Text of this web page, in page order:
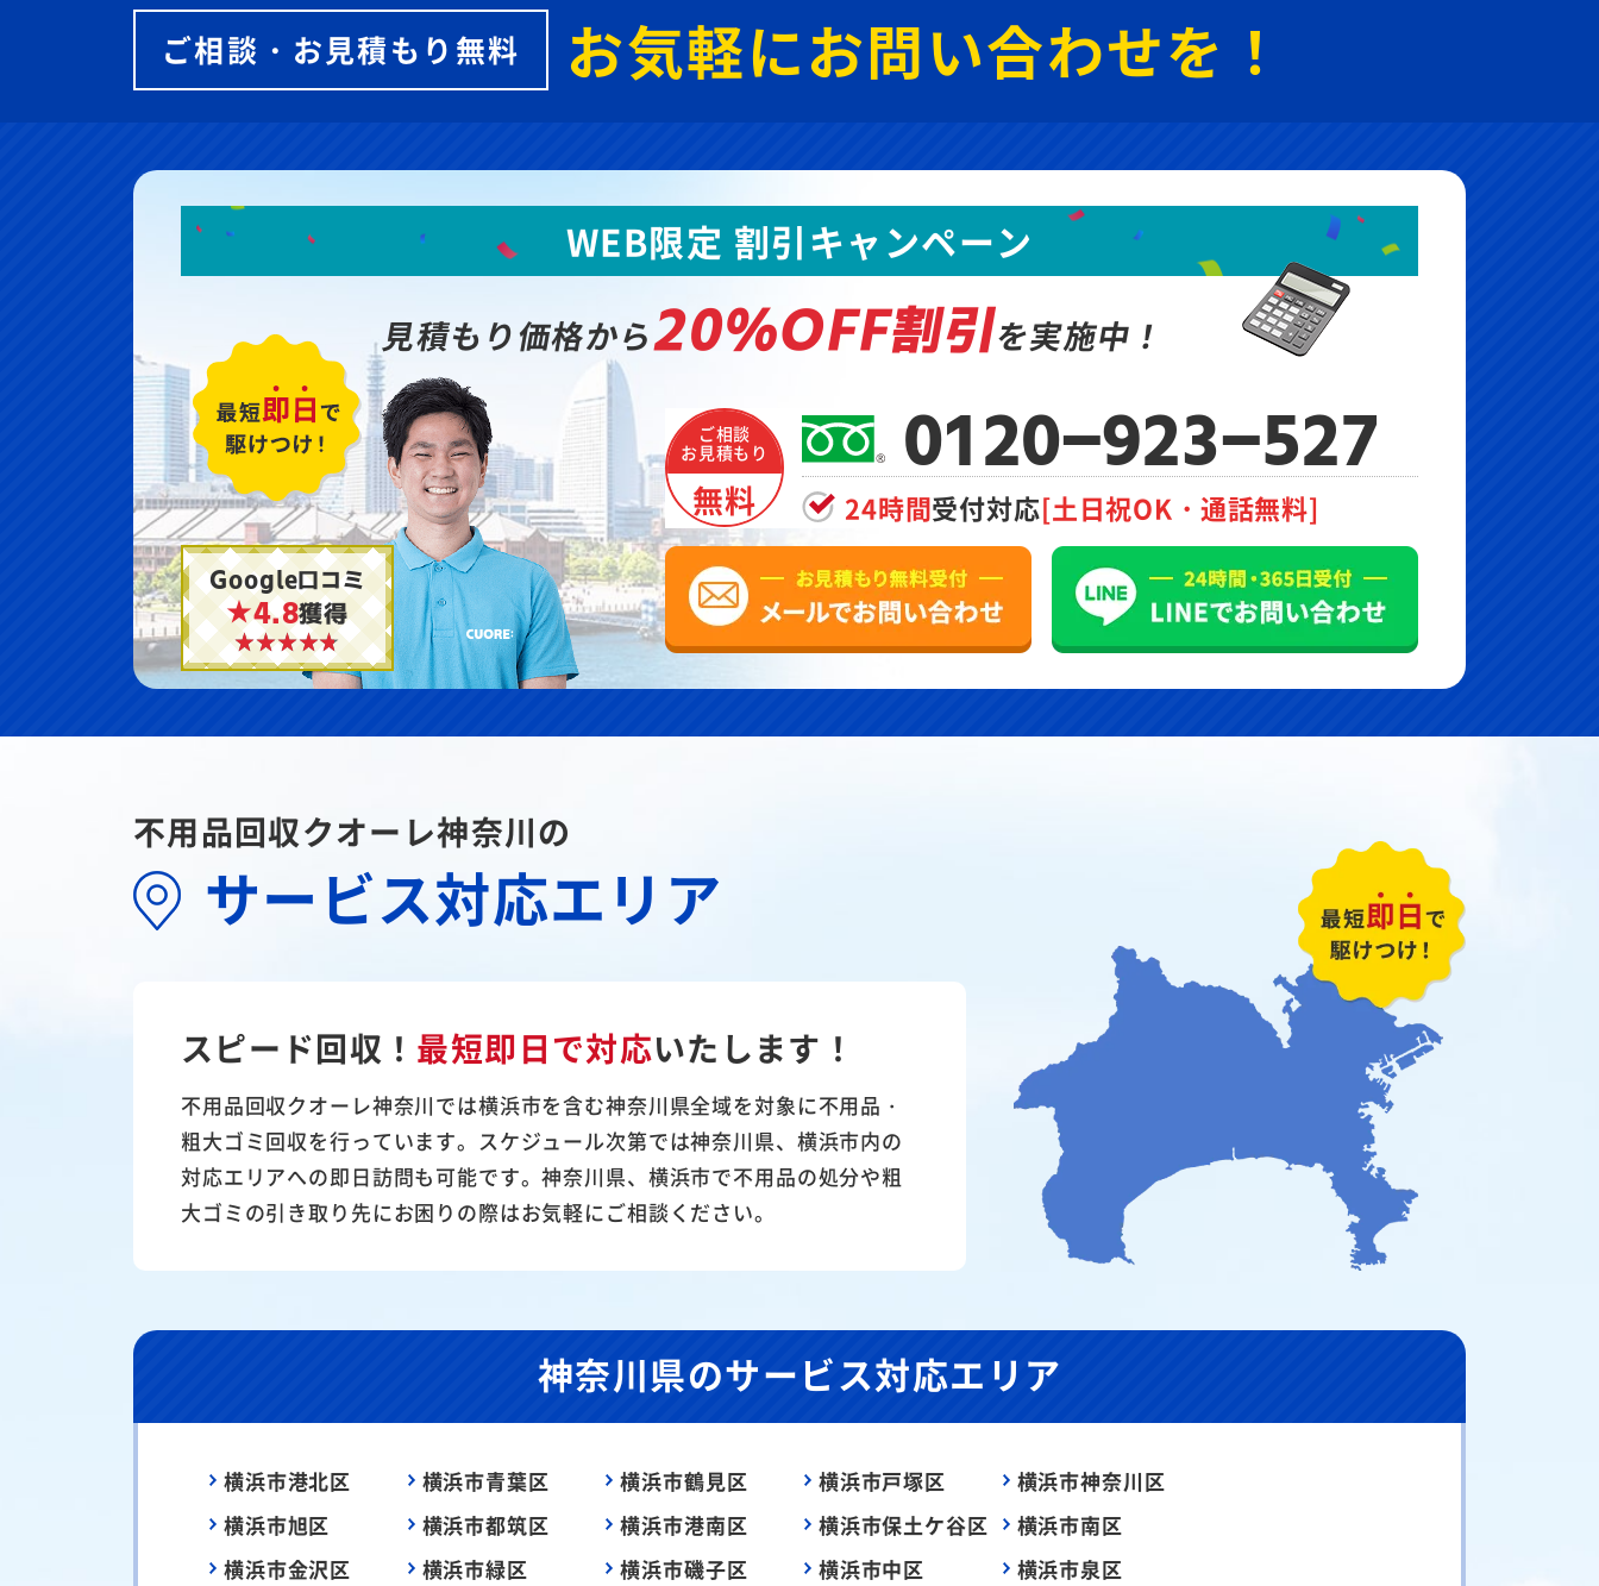
ご相談・お見積もり無料 お気軽にお問い合わせを！
Google口コミ
★4.8獲得
WEB限定 割引キャンペーン
見積もり価格から20%OFF割引を実施中！
ご相談
お見積もり
無料
0120-923-527
24時間受付対応[土日祝OK・通話無料]
不用品回収クオーレ神奈川の
サービス対応エリア
スピード回収！ 最短即日で対応いたします！
不用品回収クオーレ神奈川では横浜市を含む神奈川県全域を対象に不用品・
粗大ゴミ回収を行っています。スケジュール次第では神奈川県、横浜市内の
対応エリアへの即日訪問も可能です。神奈川県、横浜市で不用品の処分や粗
大ゴミの引き取り先にお困りの際はお気軽にご相談ください。
神奈川県のサービス対応エリア
横浜市港北区 横浜市青葉区 横浜市鶴見区 横浜市戸塚区
横浜市神奈川区
横浜市旭区
横浜市都筑区 横浜市港南区 横浜市保土ケ谷区
横浜市南区
横浜市金沢区
横浜市緑区 横浜市磯子区 横浜市中区 横浜市泉区